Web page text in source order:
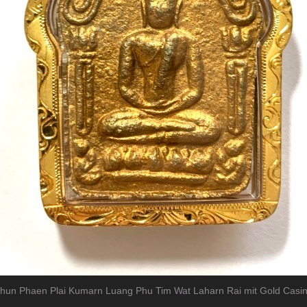
Phaen Plai Kumarn Luang Phu Tim Wat Laharn Rai mit Gold